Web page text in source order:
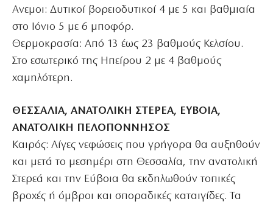
Ανεμοι: Δυτικοί βορειοδυτικοί 4 με 5 και βαθμιαία
στο Ιόνιο 5 με 6 μποφόρ.
Θερμοκρασία: Από 13 έως 23 βαθμούς Κελσίου.
Στο εσωτερικό της Ηπείρου 2 με 4 βαθμούς
χαμηλότερη.
ΘΕΣΣΑΛΙΑ, ΑΝΑΤΟΛΙΚΗ ΣΤΕΡΕΑ, ΕΥΒΟΙΑ,
ΑΝΑΤΟΛΙΚΗ ΠΕΛΟΠΟΝΝΗΣΟΣ
Καιρός: Λίγες νεφώσεις που γρήγορα θα αυξηθούν
και μετά το μεσημέρι στη Θεσσαλία, την ανατολική
Στερεά και την Εύβοια θα εκδηλωθούν τοπικές
βροχές ή όμβροι και σποραδικές καταιγίδες. Τα